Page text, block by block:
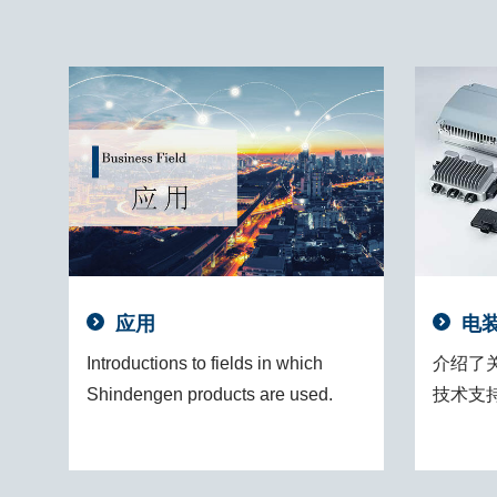
应用
Introductions to fields in which
Shindengen products are used.
电
介绍了
技术支